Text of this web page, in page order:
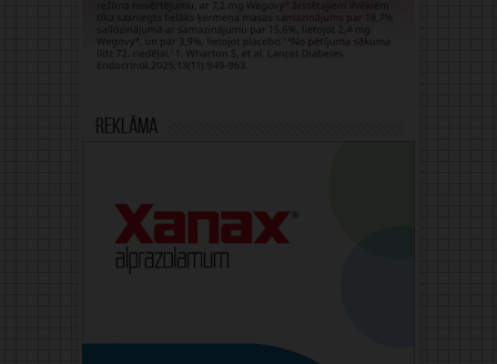
Reklāma